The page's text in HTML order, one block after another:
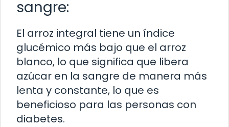
sangre:
El arroz integral tiene un índice
glucémico más bajo que el arroz
blanco, lo que significa que libera
azúcar en la sangre de manera más
lenta y constante, lo que es
beneficioso para las personas con
diabetes.